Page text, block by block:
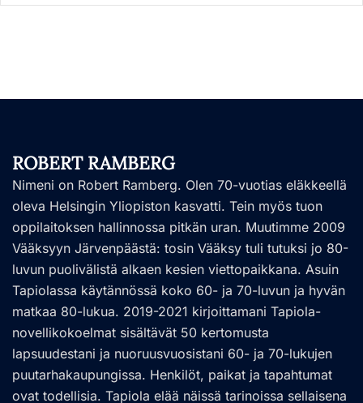
ROBERT RAMBERG
Nimeni on Robert Ramberg. Olen 70-vuotias eläkkeellä
oleva Helsingin Yliopiston kasvatti. Tein myös tuon
oppilaitoksen hallinnossa pitkän uran. Muutimme 2009
Vääksyyn Järvenpäästä: tosin Vääksy tuli tutuksi jo 80-
luvun puolivälistä alkaen kesien viettopaikkana. Asuin
Tapiolassa käytännössä koko 60- ja 70-luvun ja hyvän
matkaa 80-lukua. 2019-2021 kirjoittamani Tapiola-
novellikokoelmat sisältävät 50 kertomusta
lapsuudestani ja nuoruusvuosistani 60- ja 70-lukujen
puutarhakaupungissa. Henkilöt, paikat ja tapahtumat
ovat todellisia. Tapiola elää näissä tarinoissa sellaisena